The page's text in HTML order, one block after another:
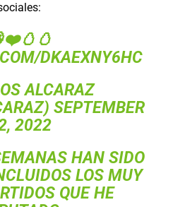
DKAEXNY6HC
ALCARAZ
SEPTEMBER
2022
HAN SIDO
LOS MUY
QUE HE